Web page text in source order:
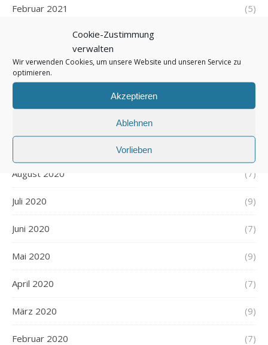
Cookie-Zustimmung
verwalten
Wir verwenden Cookies, um unsere Website und unseren Service zu
optimieren.
Akzeptieren
Ablehnen
Vorlieben
Februar 2021 (5)
Dezember 2020
August 2020 (7)
Juli 2020 (9)
Juni 2020 (7)
Mai 2020 (9)
April 2020 (7)
März 2020 (9)
Februar 2020 (7)